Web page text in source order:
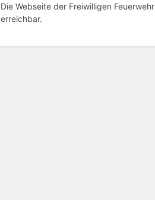
Die Webseite der Freiwilligen
erreichbar.